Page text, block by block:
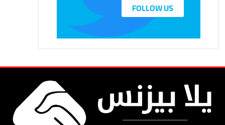
FOLLOW US